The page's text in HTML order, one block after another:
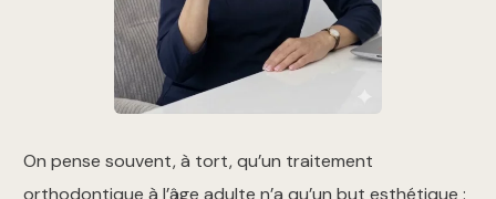
On pense souvent, à tort, qu’un traitement
orthodontique à l’âge adulte n’a qu’un but esthétique :